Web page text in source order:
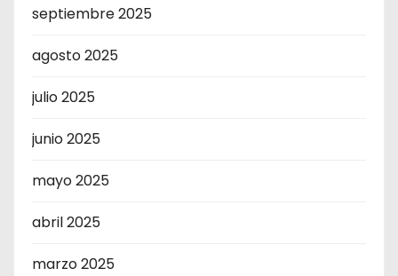
septiembre 2025
agosto 2025
julio 2025
junio 2025
mayo 2025
abril 2025
marzo 2025